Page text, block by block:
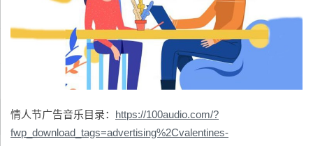
情人节广告音乐目录： https://100audio.com/?
fwp_download_tags=advertising%2Cvalentines-